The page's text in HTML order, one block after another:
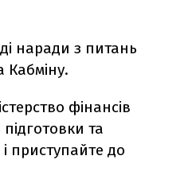
наради з питань
Кабміну.
фінансів
та
приступайте до